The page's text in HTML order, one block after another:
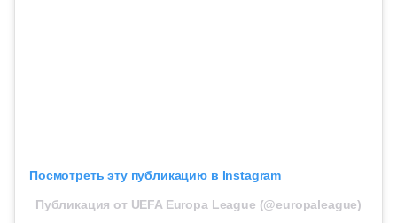
Посмотреть эту публикацию в Instagram
Публикация от UEFA Europa League (@europaleague)